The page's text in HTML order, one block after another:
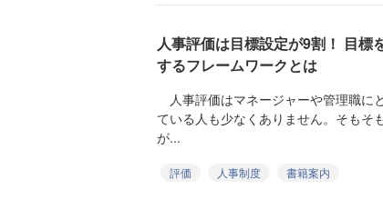
人事評価は目標設定が9割！ 目標
するフレームワークとは
人事評価はマネージャーや管理職に
ている人も少なくありません。そもそ
が...
評価 人事制度
書籍案内